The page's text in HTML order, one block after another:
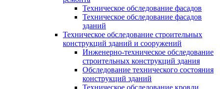
Техническое обследование фасадов
Техническое обследование фасадов
зданий
Техническое обследование строительных
конструкций зданий и сооружений
Инженерно-техническое обследование
строительных конструкций здания
Обследование технического состояния
конструкций зданий
Техническое обследование кровли